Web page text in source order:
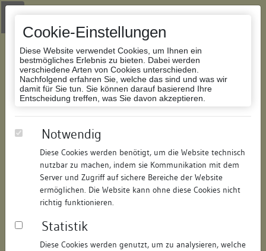
Cookie-Einstellungen
Diese Website verwendet Cookies, um Ihnen ein
bestmögliches Erlebnis zu bieten. Dabei werden
verschiedene Arten von Cookies unterschieden.
Nachfolgend erfahren Sie, welche das sind und was wir
damit für Sie tun. Sie können darauf basierend Ihre
Entscheidung treffen, was Sie davon akzeptieren.
Notwendig
Diese Cookies werden benötigt, um die Website technisch
nutzbar zu machen, indem sie Kommunikation mit dem
Server und Zugriff auf sichere Bereiche der Website
ermöglichen. Die Website kann ohne diese Cookies nicht
richtig funktionieren.
Statistik
Diese Cookies werden genutzt, um zu analysieren, welche
Zur Navigation springen
Zum Inhalt der Website springen
Datenbank Bauforschung/Restaurierung
135498146615/Datum:18.09.2017
Datenbestand:
Bauforschung
Als PDF herunterladen:
Objektdaten